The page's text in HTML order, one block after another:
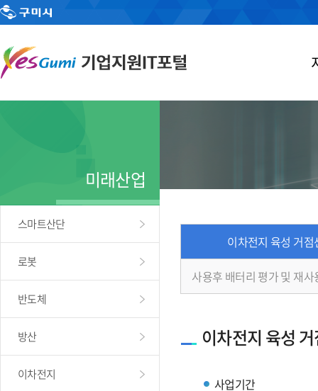
미래산업
스마트산단
로봇
반도체
방산
이차전지
이차전지 육성 거점
사용후 배터리 평가 및 재
이차전지 육성
사업기간